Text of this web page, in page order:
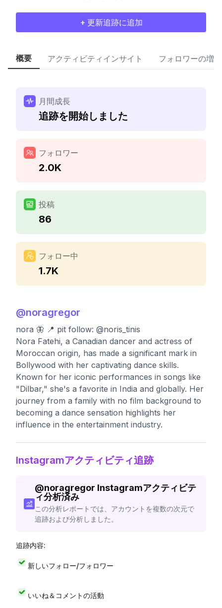
+ 更新追跡に追加
概要 アクティビティインサイト フォロワーの増加
月間成長
追跡を開始しました
フォロワー
2.0K
投稿
86
フォロー中
1.7K
@noragregor
nora 🦋 📍 pit follow: @noris_tinis
Nora Fatehi, a Canadian dancer and actress of
Moroccan origin, has made a significant mark in
Bollywood with her captivating dance skills.
Known for her iconic performances in songs like
"Dilbar," she's a favorite in India and globally. Her
journey from a family with no film background to
becoming a dance sensation highlights her
influence in the entertainment industry.
Instagramアクティビティ追跡
@noragregor Instagramアクティビテ
ィ分析済み
この分析レポートでは、アカウントを複数の次元で
追跡および分析しました。
追跡内容:
新しいフォロー/フォロワー
いいね＆コメントの活動